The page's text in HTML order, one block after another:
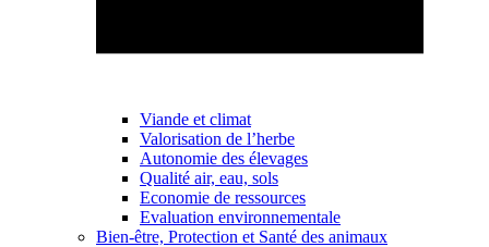
Viande et climat
Valorisation de l’herbe
Autonomie des élevages
Qualité air, eau, sols
Economie de ressources
Evaluation environnementale
Bien-être, Protection et Santé des animaux